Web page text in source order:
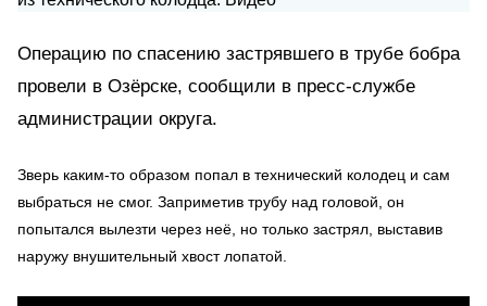
Операцию по спасению застрявшего в трубе бобра
провели в Озёрске, сообщили в пресс-службе
администрации округа.
Зверь каким-то образом попал в технический колодец и сам
выбраться не смог. Заприметив трубу над головой, он
попытался вылезти через неё, но только застрял, выставив
наружу внушительный хвост лопатой.